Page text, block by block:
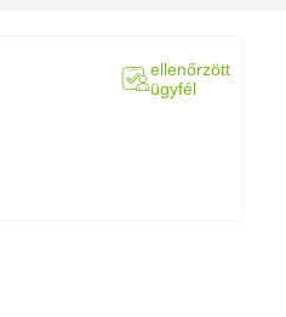
ellenőrzött
ügyfél